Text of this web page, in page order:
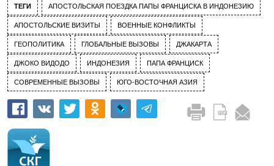
ТЕГИ АПОСТОЛЬСКАЯ ПОЕЗДКА ПАПЫ ФРАНЦИСКА В ИНДОНЕЗИЮ
АПОСТОЛЬСКИЕ ВИЗИТЫ ВОЕННЫЕ КОНФЛИКТЫ
ГЕОПОЛИТИКА ГЛОБАЛЬНЫЕ ВЫЗОВЫ ДЖАКАРТА
ДЖОКО ВИДОДО ИНДОНЕЗИЯ ПАПА ФРАНЦИСК
СОВРЕМЕННЫЕ ВЫЗОВЫ ЮГО-ВОСТОЧНАЯ АЗИЯ